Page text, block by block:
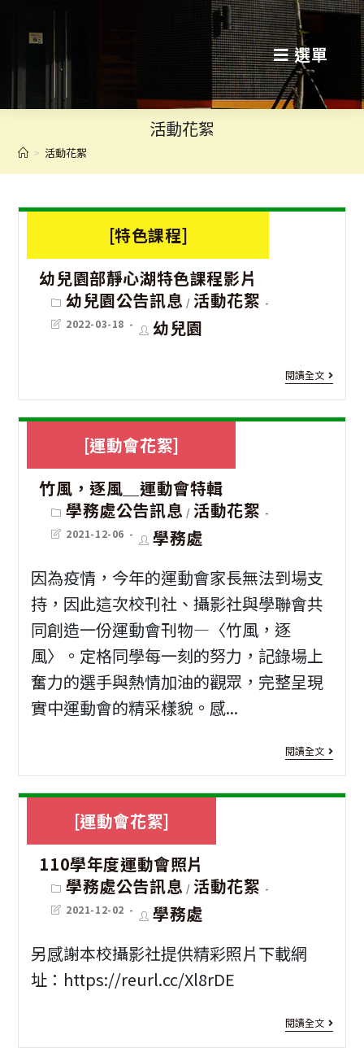
至
選單
活動花絮
> 活動花絮
[特色課程]
幼兒園部靜心湖特色課程影片
Post
category:
幼兒園公告訊息 / 活動花絮
Post2022-03-18
Post
author:
幼兒園
閱讀全文 [特
色
課
程
[運動會花絮]
竹風，逐風＿運動會特輯
Post
category:
學務處公告訊息 / 活動花絮
Post2021-12-06
Post
author:
學務處
因為疫情，今年的運動會家長無法到場支
持，因此這次校刊社、攝影社與學聯會共
同創造一份運動會刊物—〈竹風，逐
風〉。定格同學每一刻的努力，記錄場上
奮力的選手與熱情加油的觀眾，完整呈現
實中運動會的精采樣貌。感...
閱讀全文 [運
動
[運動會花絮]
110學年度運動會照片
Post
category:
學務處公告訊息 / 活動花絮
Post2021-12-02
Post
author:
學務處
另感謝本校攝影社提供精彩照片下載網
址：https://reurl.cc/Xl8rDE
閱讀全文 [運
動